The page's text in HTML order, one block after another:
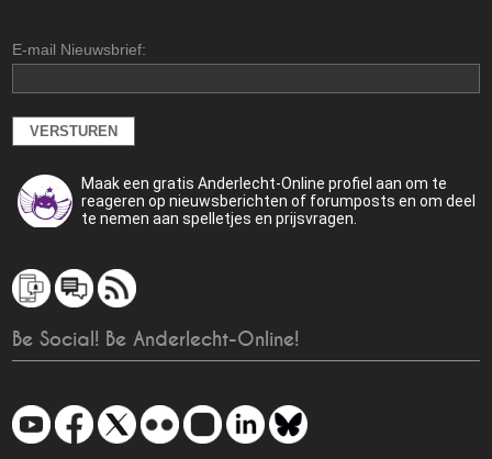
E-mail Nieuwsbrief:
Maak een gratis Anderlecht-Online profiel aan om te
reageren op nieuwsberichten of forumposts en om deel
te nemen aan spelletjes en prijsvragen.
Be Social! Be Anderlecht-Online!